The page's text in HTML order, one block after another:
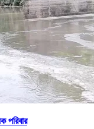
পরিবার